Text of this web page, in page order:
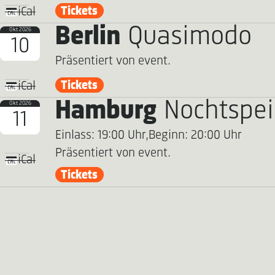
iCal Tickets
Okt 2026
10
iCal
Berlin Quasimodo
Präsentiert von event.
Tickets
Okt 2026
11
iCal
Hamburg
Einlass: 19:00 Uhr,Beginn: 20:00 Uhr
Präsentiert von event.
Tickets